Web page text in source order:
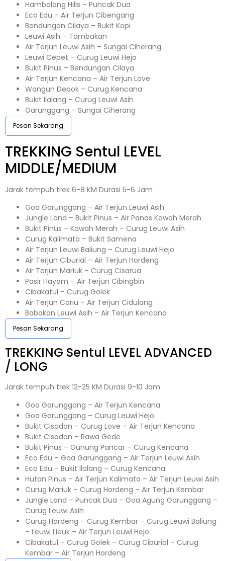
Hambalang Hills – Puncak Dua
Eco Edu – Air Terjun Cibengang
Bendungan Cilaya – Bukit Kopi
Leuwi Asih – Tambakan
Air Terjun Leuwi Asih – Sungai CIherang
Leuwi Cepet – Curug Leuwi Hejo
Bukit Pinus – Bendungan Cilaya
Air Terjun Kencana – Air Terjun Love
Wangun Depok – Curug Kencana
Bukit Ilalang – Curug Leuwi Asih
Garunggang – Sungai Ciherang
Pesan Sekarang
TREKKING Sentul LEVEL
MIDDLE/MEDIUM
Jarak tempuh trek 6-8 KM Durasi 5-6 Jam
Goa Garunggang – Air Terjun Leuwi Asih
Jungle Land – Bukit Pinus – Air Panas Kawah Merah
Bukit Pinus – Kawah Merah – Curug Leuwi Asih
Curug Kalimata – Bukit Samena
Air Terjun Leuwi Baliung – Curug Leuwi Hejo
Air Terjun Ciburial – Air Terjun Hordeng
Air Terjun Mariuk – Curug Cisarua
Pasir Hayam – Air Terjun Cibingbin
Cibakatul – Curug Golek
Air Terjun Cariu – Air Terjun Cidulang
Babakan Leuwi Asih – Air Terjun Kencana
Pesan Sekarang
TREKKING Sentul LEVEL ADVANCED
/ LONG
Jarak tempuh trek 12-25 KM Durasi 9-10 Jam
Goa Garunggang – Air Terjun Kencana
Goa Garunggang – Curug Leuwi Hejo
Bukit Cisadon – Curug Love – Air Terjun Kencana
Bukit Cisadon – Rawa Gede
Bukit Pinus – Gunung Pancar – Curug Kencana
Eco Edu – Goa Garunggang – Air Terjun Leuwi Asih
Eco Edu – Bukit Ilalang – Curug Kencana
Hutan Pinus – Air Terjun Kalimata – Air Terjun Leuwi Asih
Curug Mariuk – Curug Hordeng – Air Terjun Kembar
Jungle Land – Puncak Dua – Goa Agung Garunggang –
Curug Leuwi Asih
Curug Hordeng – Curug Kembar – Curug Leuwi Baliung
– Leuwi Lieuk – Air Terjun Leuwi Hejo
Cibakatul – Curug Golek – Curug Ciburial – Curug
Kembar – Air Terjun Hordeng